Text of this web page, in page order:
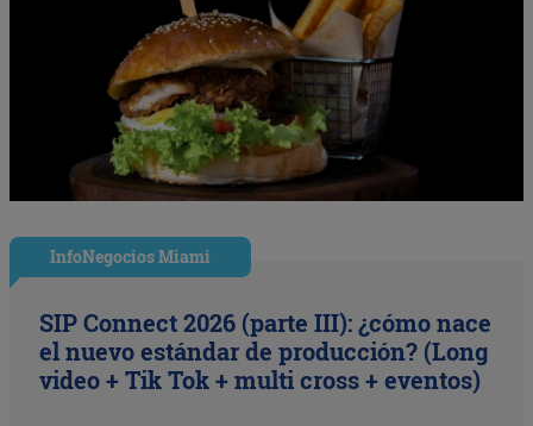
InfoNegocios Miami
SIP Connect 2026 (parte III): ¿cómo nace
el nuevo estándar de producción? (Long
video + Tik Tok + multi cross + eventos)